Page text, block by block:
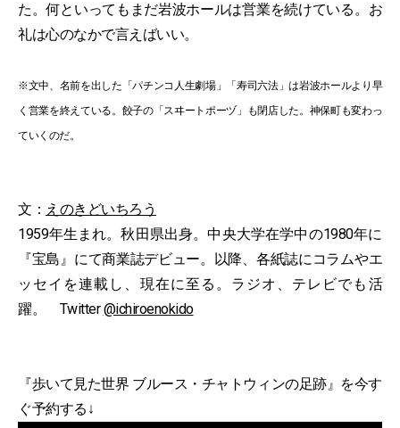
た。何といってもまだ岩波ホールは営業を続けている。お
礼は心のなかで言えばいい。
※文中、名前を出した「パチンコ人生劇場」「寿司六法」は岩波ホールより早
く営業を終えている。餃子の「スヰートポーヅ」も閉店した。神保町も変わっ
ていくのだ。
文： えのきどいちろう
1959年生まれ。秋田県出身。中央大学在学中の1980年に
『宝島』にて商業誌デビュー。以降、各紙誌にコラムやエ
ッセイを連載し、現在に至る。ラジオ、テレビでも活
躍。 Twitter@ichiroenokido
『歩いて見た世界 ブルース・チャトウィンの足跡』を今す
ぐ予約する↓